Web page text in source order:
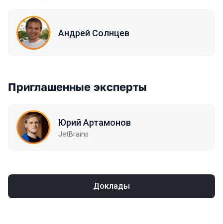
Андрей Солнцев
Приглашенные эксперты
Юрий Артамонов
JetBrains
Доклады